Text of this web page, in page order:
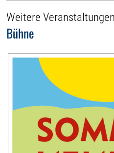
Weitere
Bühne